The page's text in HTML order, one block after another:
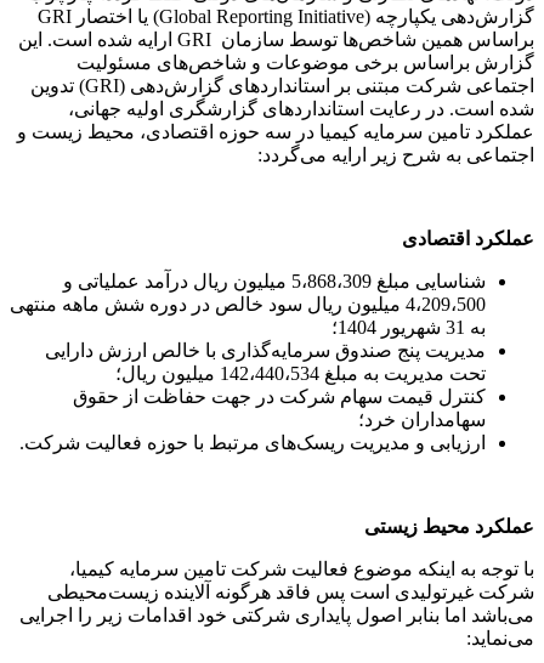
گزارش‌دهی یکپارچه (Global Reporting Initiative) یا اختصار GRI
براساس همین شاخص‌ها توسط سازمان GRI ارایه شده است. این
گزارش براساس برخی موضوعات و شاخص‌های مسئولیت
اجتماعی شرکت مبتنی بر استانداردهای گزارش‌دهی (GRI) تدوین
شده است. در رعایت استانداردهای گزارشگری اولیه جهانی،
عملکرد تامین سرمایه کیمیا در سه حوزه اقتصادی، محیط زیست و
اجتماعی به شرح زیر ارایه می‌گردد:
عملکرد اقتصادی
شناسایی مبلغ 5،868،309 میلیون ریال درآمد عملیاتی و
4،209،500 میلیون ریال سود خالص در دوره شش ماهه منتهی
به 31 شهریور 1404؛
مدیریت پنج صندوق سرمایه‌گذاری با خالص ارزش دارایی
تحت مدیریت به مبلغ 142،440،534 میلیون ریال؛
کنترل قیمت سهام شرکت در جهت حفاظت از حقوق
سهامداران خرد؛
ارزیابی و مدیریت ریسک‌های مرتبط با حوزه فعالیت شرکت.
عملکرد محیط زیستی
با توجه به اینکه موضوع فعالیت شرکت تامین سرمایه کیمیا،
شرکت غیرتولیدی است پس فاقد هرگونه آلاینده زیست‌محیطی
می‌باشد اما بنابر اصول پایداری شرکتی خود اقدامات زیر را اجرایی
می‌نماید: